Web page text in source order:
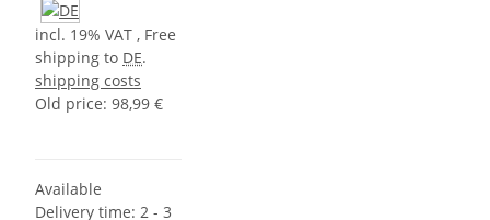
incl. 19% VAT , Free
shipping to DE.
shipping costs
Old price: 98,99 €
Available
Delivery time: 2 - 3